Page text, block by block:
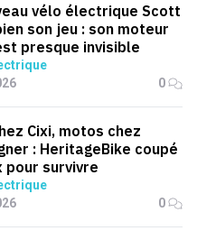
vélo électrique Scott
son jeu : son moteur
presque invisible
0
Cixi, motos chez
: HeritageBike coupé
pour survivre
0